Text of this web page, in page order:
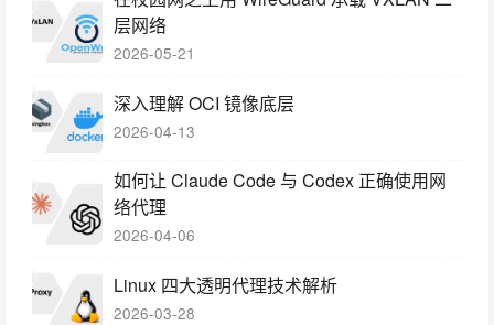
层网络
2026-05-21
深入理解 OCI 镜像底层
2026-04-13
如何让 Claude Code 与 Codex 正确使用网
络代理
2026-04-06
Linux 四大透明代理技术解析
2026-03-28